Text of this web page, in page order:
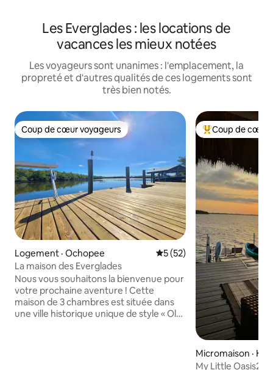
Les Everglades : les locations de
vacances les mieux notées
Les voyageurs sont unanimes : l'emplacement, la
propreté et d'autres qualités de ces logements sont
très bien notés.
Coup de cœur voyageurs
Coup de cœur voyageurs
Logement · Ochopee Note moyenne de 5 sur 5,
5 (52)
La maison des Everglades
Nous vous souhaitons la bienvenue pour
votre prochaine aventure ! Cette
maison de 3 chambres est située dans
une ville historique unique de style « Old-
Coup de cœur
Coup de cœur
Micromaison ·
My Little Oasis2,